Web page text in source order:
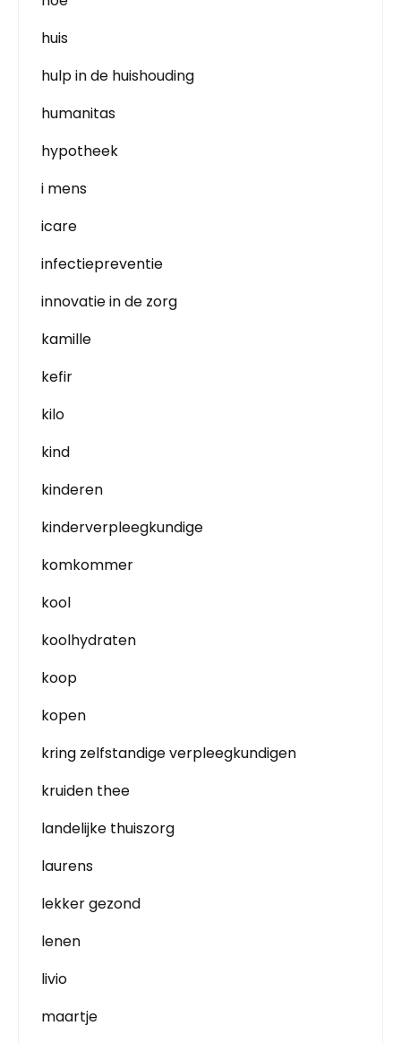
huis
hulp in de huishouding
humanitas
hypotheek
i mens
icare
infectiepreventie
innovatie in de zorg
kamille
kefir
kilo
kind
kinderen
kinderverpleegkundige
komkommer
kool
koolhydraten
koop
kopen
kring zelfstandige verpleegkundigen
kruiden thee
landelijke thuiszorg
laurens
lekker gezond
lenen
livio
maartje